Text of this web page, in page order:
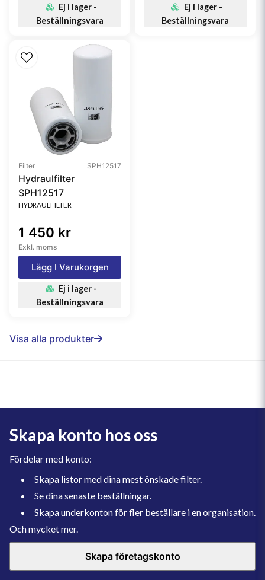
Ej i lager -
Beställningsvara
Ej i lager -
Beställningsvara
Filter SPH12517
Hydraulfilter
SPH12517
HYDRAULFILTER
1 450 kr
Exkl. moms
Lägg I Varukorgen
Ej i lager -
Beställningsvara
Visa alla produkter
Skapa konto hos oss
Fördelar med konto:
Skapa listor med dina mest önskade filter.
Se dina senaste beställningar.
Skapa underkonton för fler beställare i en organisation.
Och mycket mer.
Skapa företagskonto